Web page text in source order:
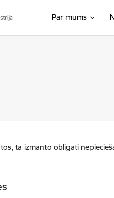
Par mums
tā izmanto obligāti